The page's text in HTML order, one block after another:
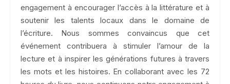
engagement à encourager l’accès à la littérature et à
soutenir les talents locaux dans le domaine de
l’écriture. Nous sommes convaincus que cet
événement contribuera à stimuler l’amour de la
lecture et à inspirer les générations futures à travers
les mots et les histoires. En collaborant avec les 72